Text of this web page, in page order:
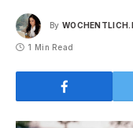
By
1 Min Read